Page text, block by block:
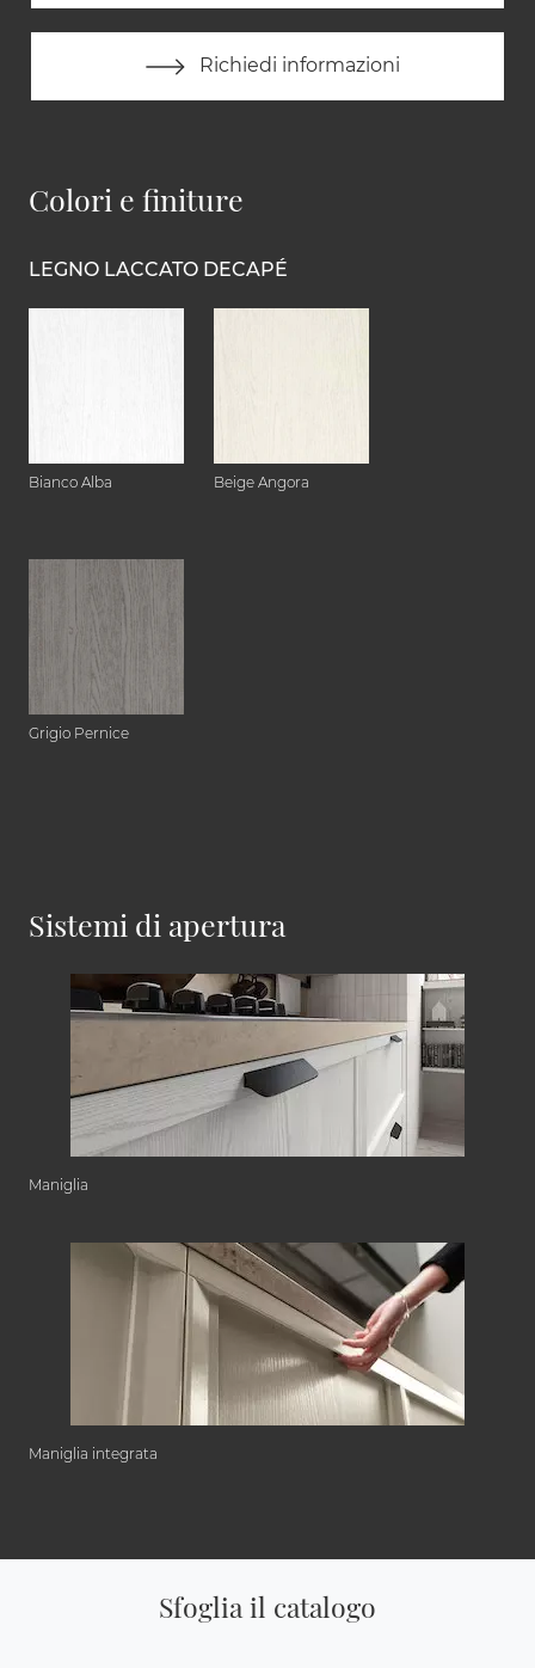
Richiedi informazioni
Colori e finiture
LEGNO LACCATO DECAPÉ
Bianco Alba Beige Angora
Grigio Pernice
Sistemi di apertura
Maniglia
Maniglia integrata
Sfoglia il catalogo